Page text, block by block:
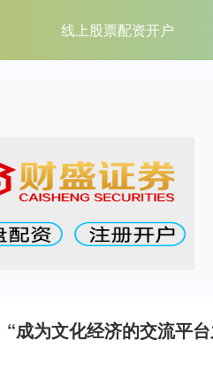
线上股票配资开户
成为文化经济的交流平